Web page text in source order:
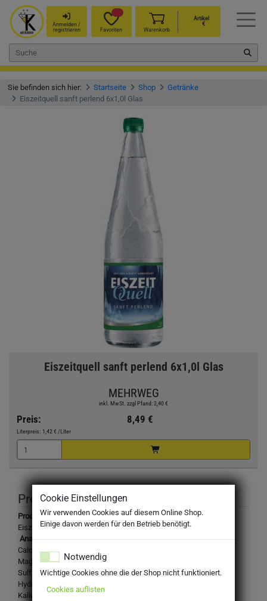
Anmelden /
registrieren
Favoriten Warenkorb
Artikel
€
Sie befinden sich hier: Startseite Shop
Getränke
Eiszeitquell sanft perlend 6x1,0l Glas
Eiszeitquell sanft perlend 6x1,0l Glas
MEHRWEG
inkl. MwSt. zzgl Pfand: 2,40 €
Preis: 8,49 €
Literpreis: 1,42 € /Liter
Produktbeschreibung
Produktbezeichnung:
Eiszeitquell Sanft Perlend, mit wenig Kohlensäure
Analysewerte in mg/l:
Calcium: 135
Magnesium: 35
Sulfat: 200
Hydrogencarbonat: 354
Kalium: 0
Cookie Einstellungen
Wir verwenden Cookies auf diesem Online Shop.
Einige davon werden für den Betrieb benötigt.
Notwendig
Wichtige Cookies ohne die der Shop nicht funktioniert.
Cookies auflisten